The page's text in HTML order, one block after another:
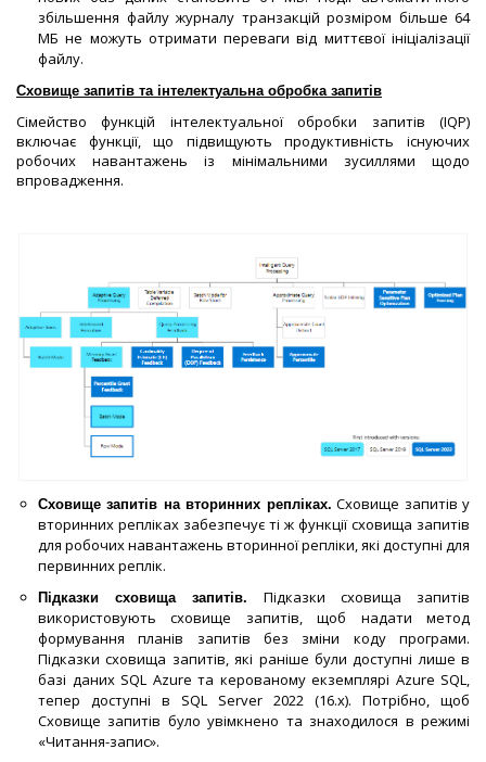
збільшення файлу журналу транзакцій розміром більше 64
МБ не можуть отримати переваги від миттєвої ініціалізації
файлу.
Сховище запитів та інтелектуальна обробка запитів
Сімейство функцій інтелектуальної обробки запитів (IQP)
включає функції, що підвищують продуктивність існуючих
робочих навантажень із мінімальними зусиллями щодо
впровадження.
Сховище запитів на вторинних репліках. Сховище запитів у
вторинних репліках забезпечує ті ж функції сховища запитів
для робочих навантажень вторинної репліки, які доступні для
первинних реплік.
Підказки сховища запитів.
Підказки сховища запитів
використовують сховище запитів, щоб надати метод
формування планів запитів без зміни коду програми.
Підказки сховища запитів, які раніше були доступні лише в
базі даних SQL Azure та керованому екземплярі Azure SQL,
тепер доступні в SQL Server 2022 (16.x). Потрібно, щоб
Сховище запитів було увімкнено та знаходилося в режимі
«Читання-запис».